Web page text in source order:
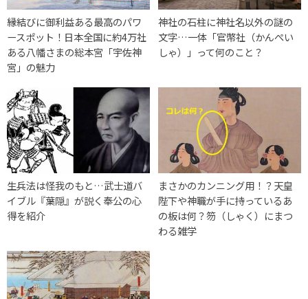
縁結びに御利益ある最高のパワ
ースポット！日本全国に約4万社
ある八幡さまの総本宮「宇佐神
宮」の魅力
神社の石柱に神社名以外の謎の
文字…一体「官幣社（かんぺい
しゃ）」って何のこと？
生兵法は怪我のもと…武士道バ
イブル『葉隠』が説く奉公の心
得を紹介
まさかのカンニング用！？天皇
陛下や神職が手に持っているあ
の板は何？笏（しゃく）にまつ
わる雑学